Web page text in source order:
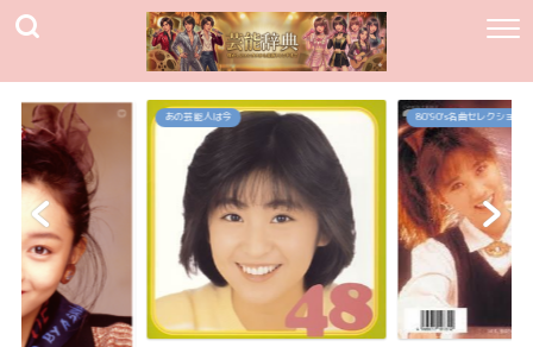
あの芸能人は今 80`90's名曲セレクション